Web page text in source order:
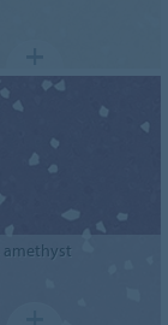
amethyst